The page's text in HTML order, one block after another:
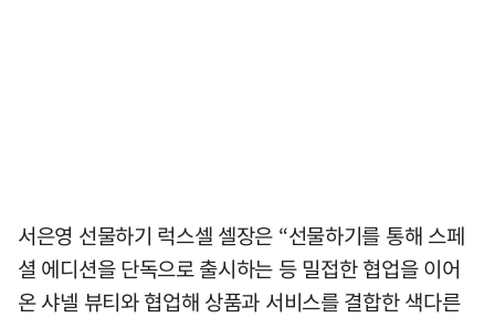
서은영 선물하기 럭스셀 셀장은 “선물하기를 통해 스페
셜 에디션을 단독으로 출시하는 등 밀접한 협업을 이어
온 샤넬 뷰티와 협업해 상품과 서비스를 결합한 색다른